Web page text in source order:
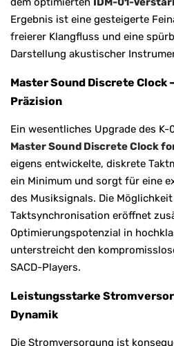
Ergebnis ist eine gesteigerte
freierer Klangfluss und eine
Darstellung akustischer
Master Sound Discrete Clock
Präzision
Ein wesentliches Upgrade des K-
Master Sound Discrete Clock
eigens entwickelte, diskrete
ein Minimum und sorgt für eine
des Musiksignals. Die
Taktsynchronisation eröffnet
Optimierungspotenzial in
unterstreicht den
SACD-Players.
Leistungsstarke
Dynamik
Die Stromversorgung ist